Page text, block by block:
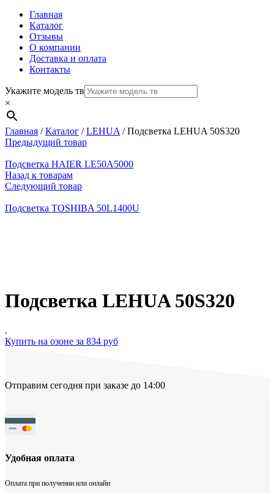
Главная
Каталог
Отзывы
О компании
Доставка и оплата
Контакты
Укажите модель тв
×
Главная /Каталог /LEHUA /Подсветка LEHUA 50S320
Предыдущий товар
Подсветка HAIER LE50A5000
Назад к товарам
Следующий товар
Подсветка TOSHIBA 50L1400U
Подсветка LEHUA 50S320
.
Купить на озоне за 834 руб
Отправим сегодня при заказе до 14:00
Удобная оплата
Оплата при получении или онлайн